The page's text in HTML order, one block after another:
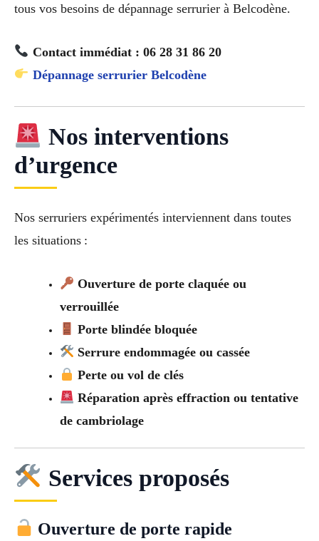
tous vos besoins de dépannage serrurier à Belcodène.
Contact immédiat : 06 28 31 86 20
Dépannage serrurier Belcodène
Nos interventions
d’urgence
Nos serruriers expérimentés interviennent dans toutes
les situations :
Ouverture de porte claquée ou
verrouillée
Porte blindée bloquée
Serrure endommagée ou cassée
Perte ou vol de clés
Réparation après effraction ou tentative
de cambriolage
Services proposés
Ouverture de porte rapide